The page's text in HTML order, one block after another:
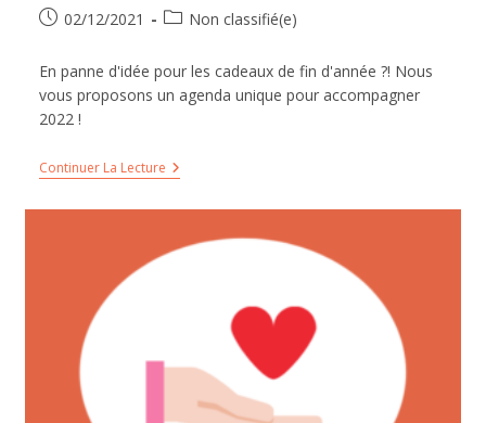
02/12/2021 Non classifié(e)
En panne d'idée pour les cadeaux de fin d'année ?! Nous
vous proposons un agenda unique pour accompagner
2022 !
Continuer La Lecture